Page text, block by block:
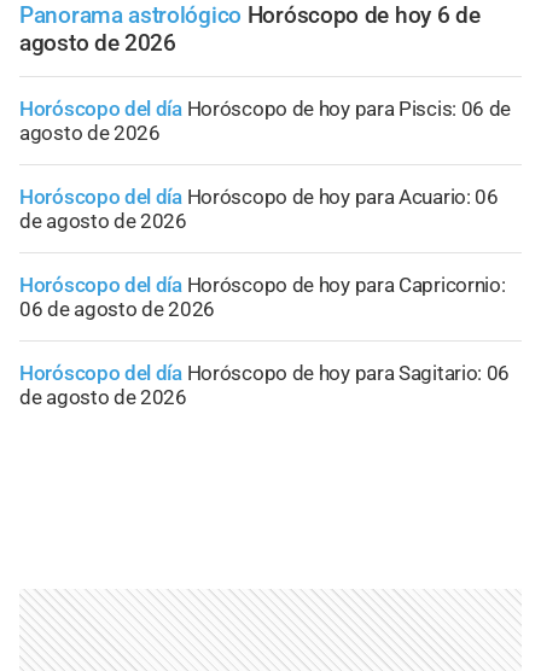
Panorama astrológico Horóscopo de hoy 6 de
agosto de 2026
Horóscopo del día Horóscopo de hoy para Piscis: 06 de
agosto de 2026
Horóscopo del día Horóscopo de hoy para Acuario: 06
de agosto de 2026
Horóscopo del día Horóscopo de hoy para Capricornio:
06 de agosto de 2026
Horóscopo del día Horóscopo de hoy para Sagitario: 06
de agosto de 2026